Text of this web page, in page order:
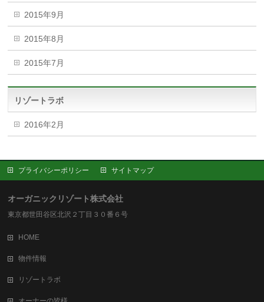
2015年9月
2015年8月
2015年7月
リゾートラボ
2016年2月
プライバシーポリシー サイトマップ
オーガニックリゾート株式会社
東京都世田谷区北沢２丁目３０番６号
HOME
物件情報
リゾートラボ